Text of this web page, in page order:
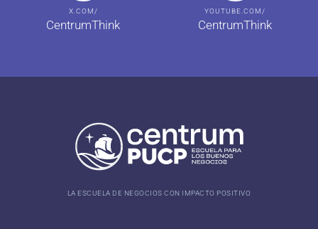
X.COM/
CentrumThink
YOUTUBE.COM/
CentrumThink
LA ESCUELA DE NEGOCIOS CON IMPACTO POSITIVO